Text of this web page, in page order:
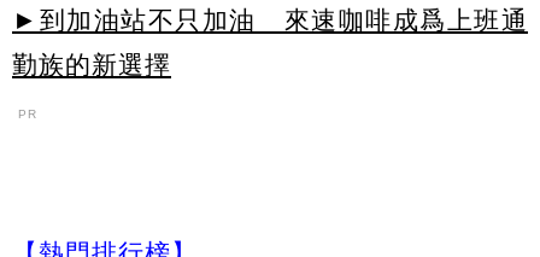
►到加油站不只加油 來速咖啡成爲上班通
勤族的新選擇
PR